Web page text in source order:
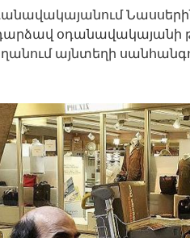
օդանավակայանի
այնտեղի